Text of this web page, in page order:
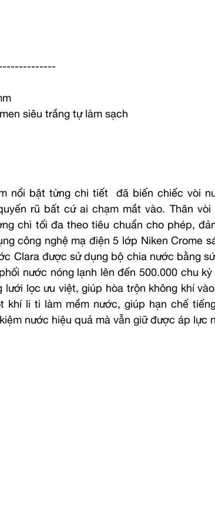
siêu trắng tự làm sạch
nổi bật từng chi tiết  đã biến chiếc vòi
rũ bất cứ ai chạm mắt vào. Thân vòi
chì tối đa theo tiêu chuẩn cho phép,
công nghệ mạ điện 5 lớp Niken Crome
Clara được sử dụng bộ chia nước bằng
nước nóng lạnh lên đến 500.000 chu
lọc ưu việt, giúp hòa trộn không khí
khí li ti làm mềm nước, giúp hạn chế
nước hiệu quả mà vẫn giữ được áp lực